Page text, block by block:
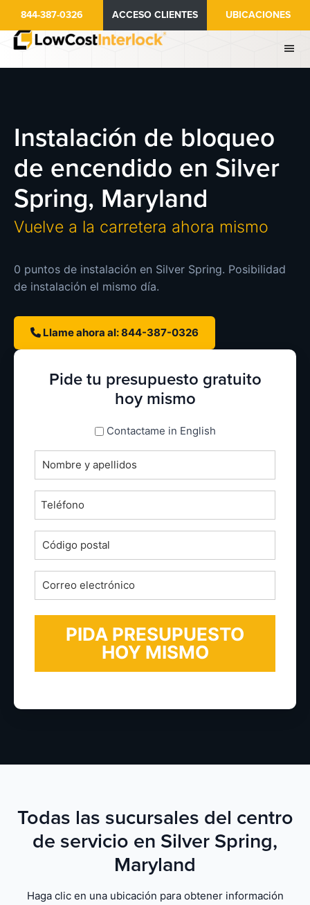
contenido
844-387-0326 ACCESO CLIENTES UBICACIONES
Instalación de bloqueo
de encendido en Silver
Spring, Maryland
Vuelve a la carretera ahora mismo
0 puntos de instalación en Silver Spring. Posibilidad
de instalación el mismo día.
Llame ahora al: 844-387-0326
Pide tu presupuesto gratuito
hoy mismo
espanol_espanolContactame in English
Nombre
completo
*Teléfono
Código
postal
*Correo
electrónico
*
Todas las sucursales del centro
de servicio en Silver Spring,
Maryland
Haga clic en una ubicación para obtener información